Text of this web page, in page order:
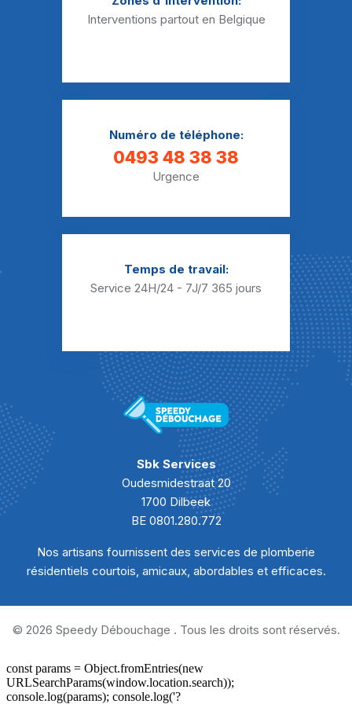
Débouchage baignoire Thieusies
Interventions partout en Belgique
Numéro de téléphone:
0493 48 38 38
Urgence
Temps de travail:
Service 24H/24 - 7J/7 365 jours
Sbk Services
Oudesmidestraat 20
1700 Dilbeek
BE 0801.280.772
Nos artisans fournissent des services de plomberie
résidentiels courtois, amicaux, abordables et efficaces.
© 2026 Speedy Débouchage . Tous les droits sont réservés.